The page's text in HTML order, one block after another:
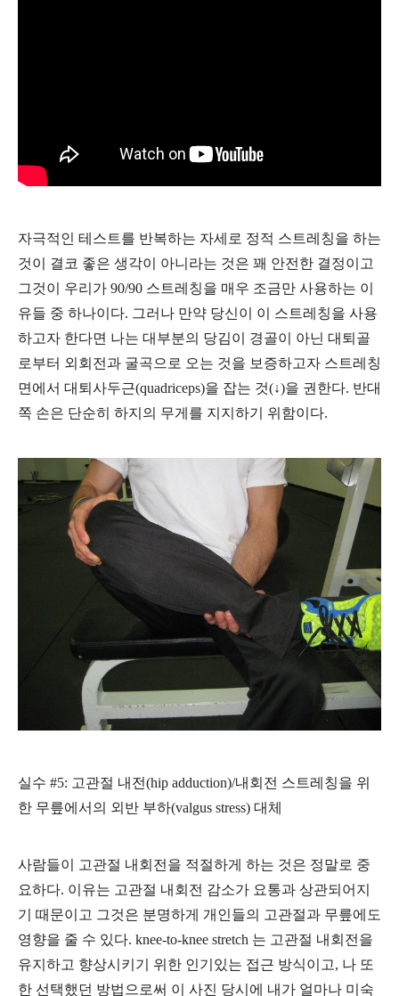
자극적인 테스트를 반복하는 자세로 정적 스트레칭을 하는
것이 결코 좋은 생각이 아니라는 것은 꽤 안전한 결정이고
그것이 우리가 90/90 스트레칭을 매우 조금만 사용하는 이
유들 중 하나이다. 그러나 만약 당신이 이 스트레칭을 사용
하고자 한다면 나는 대부분의 당김이 경골이 아닌 대퇴골
로부터 외회전과 굴곡으로 오는 것을 보증하고자 스트레칭
면에서 대퇴사두근(quadriceps)을 잡는 것(↓)을 권한다. 반대
쪽 손은 단순히 하지의 무게를 지지하기 위함이다.
실수 #5: 고관절 내전(hip adduction)/내회전 스트레칭을 위
한 무릎에서의 외반 부하(valgus stress) 대체
사람들이 고관절 내회전을 적절하게 하는 것은 정말로 중
요하다. 이유는 고관절 내회전 감소가 요통과 상관되어지
기 때문이고 그것은 분명하게 개인들의 고관절과 무릎에도
영향을 줄 수 있다. knee-to-knee stretch 는 고관절 내회전을
유지하고 향상시키기 위한 인기있는 접근 방식이고, 나 또
한 선택했던 방법으로써 이 사진 당시에 내가 얼마나 미숙